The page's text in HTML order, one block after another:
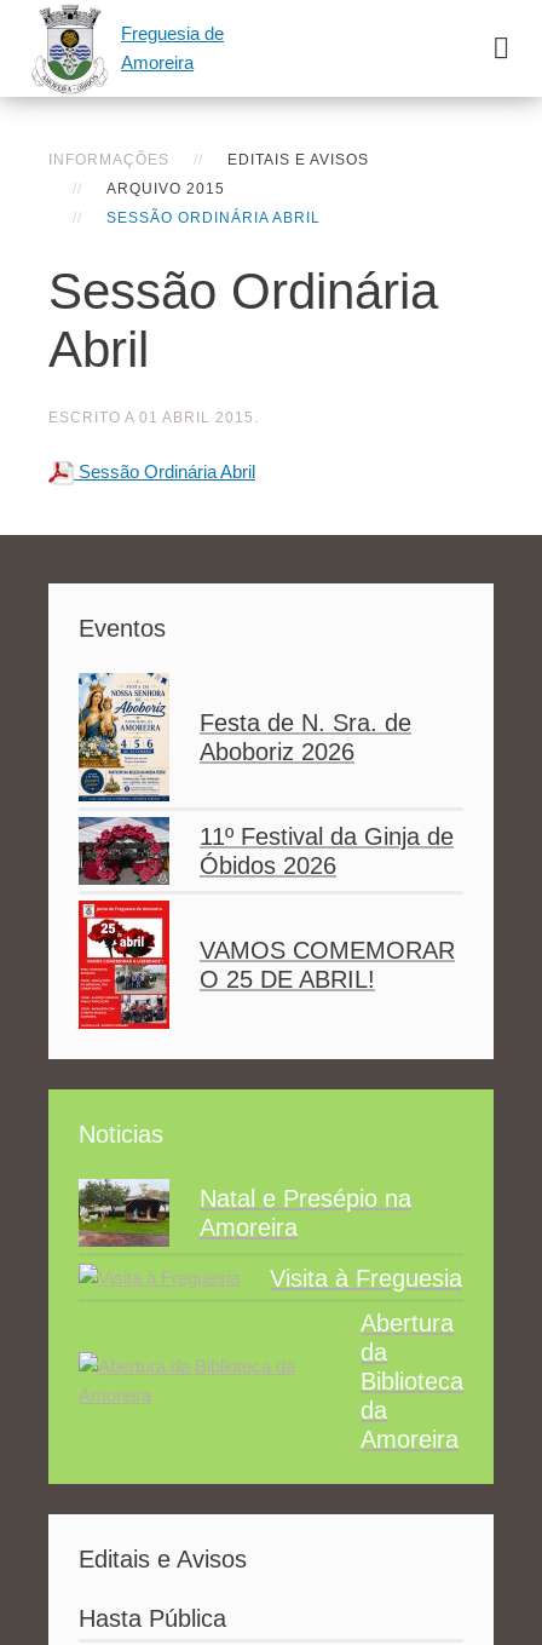
Freguesia de
Amoreira
INFORMAÇÕES
EDITAIS E AVISOS
ARQUIVO 2015
SESSÃO ORDINÁRIA ABRIL
Sessão Ordinária
Abril
ESCRITO A 01 ABRIL 2015 .
Sessão Ordinária Abril
Eventos
Festa de N. Sra. de
Aboboriz 2026
11º Festival da Ginja de
Óbidos 2026
VAMOS COMEMORAR
O 25 DE ABRIL!
Noticias
Natal e Presépio na
Amoreira
Visita à Freguesia
Abertura
da
Biblioteca
da
Amoreira
Editais e Avisos
Hasta Pública